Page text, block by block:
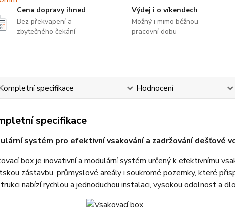
Cena dopravy ihned
Bez překvapení a
zbytečného čekání
Výdej i o víkendech
Možný i mimo běžnou
pracovní dobu
Kompletní specifikace Hodnocení
specifikace
systém pro efektivní vsakování a zadržování dešťové
box je inovativní a modulární systém určený k efektivnímu
zástavbu, průmyslové areály i soukromé pozemky, které
nabízí rychlou a jednoduchou instalaci, vysokou odolnost a